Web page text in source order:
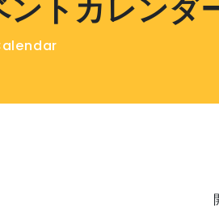
ントカレンダ